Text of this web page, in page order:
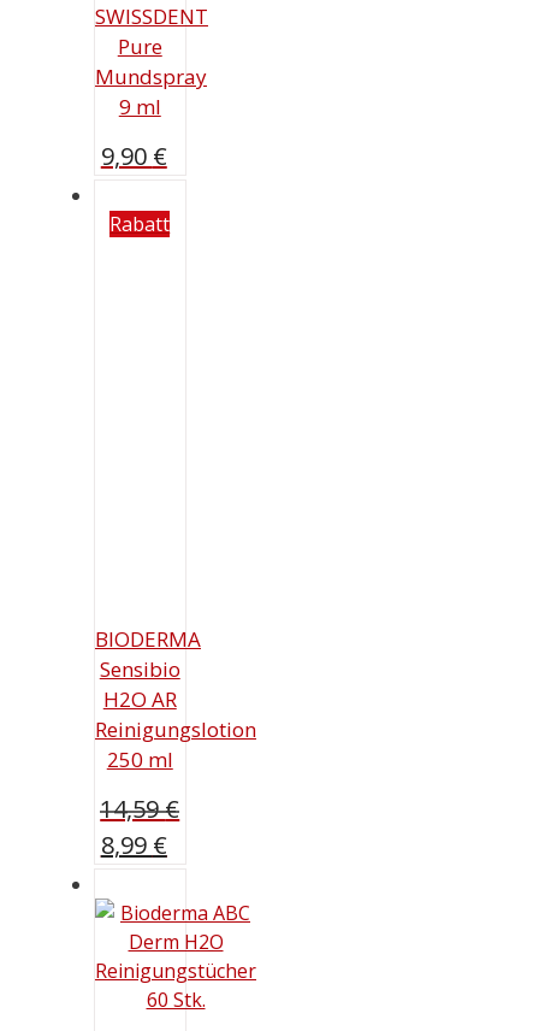
SWISSDENT
Pure
Mundspray
9 ml
9,90 €
Rabatt
BIODERMA
Sensibio
H2O AR
Reinigungslotion
250 ml
14,59€
Ursprünglicher
war:
14,59 €
8,99 €Aktueller
8,99 €.